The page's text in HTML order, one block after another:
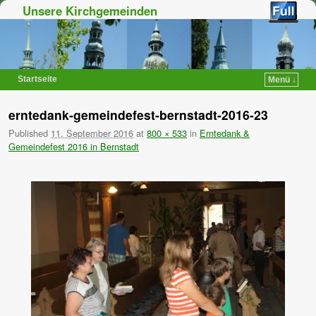
Unsere Kirchgemeinden
Startseite
Menü ↓
erntedank-gemeindefest-bernstadt-2016-23
Published 11. September 2016 at 800 × 533 in Erntedank &
Gemeindefest 2016 in Bernstadt